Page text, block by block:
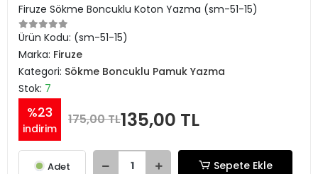
Firuze Sökme Boncuklu Koton Yazma (sm-51-15)
Ürün Kodu: (sm-51-15)
Marka: Firuze
Kategori: Sökme Boncuklu Pamuk Yazma
Stok: 7
%23
indirim
175,00 TL135,00 TL
Adet Sepete Ekle